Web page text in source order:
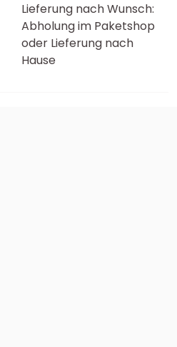
Lieferung nach Wunsch:
Abholung im Paketshop
oder Lieferung nach
Hause